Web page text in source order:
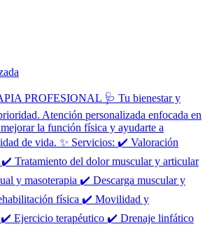
PROFESIONAL 🩺 Tu bienestar y
Atención personalizada enfocada en
la función física y ayudarte a
de vida. ✨ Servicios: ✔️ Valoración
Tratamiento del dolor muscular y articular
y masoterapia ✔️ Descarga muscular y
física ✔️ Movilidad y
Ejercicio terapéutico ✔️ Drenaje linfático